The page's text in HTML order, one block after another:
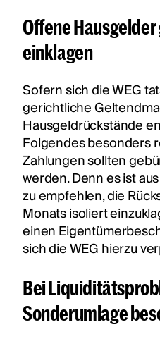
Offene
einklagen
Sofern sich die WEG
gerichtliche
Hausgeldrückstände
Folgendes besonders
Zahlungen sollten
werden. Denn es ist
zu empfehlen, die
Monats isoliert
einen
sich die WEG hierzu
Bei
Sonderumlage